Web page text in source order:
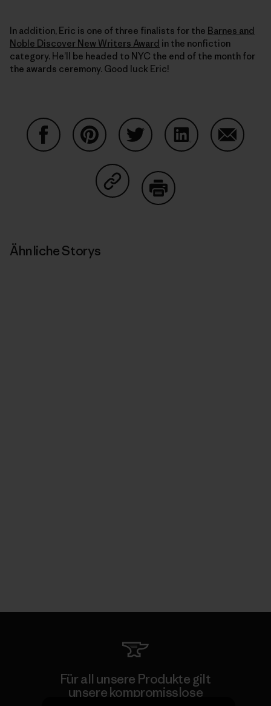
In addition, Eric is one of three finalists for the Barnes and
Noble Discover New Writers Award in the nonfiction
category. He’ll be headed to NYC the end of the month for
the awards ceremony. Good luck Eric!
Auf Copy Link teilen
Ähnliche Storys
Für all unsere Produkte gilt
unsere kompromisslose